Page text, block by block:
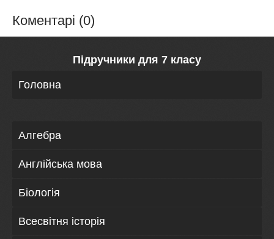
Коментарі (0)
Підручники для 7 класу
Головна
Алгебра
Англійська мова
Біологія
Всесвітня історія